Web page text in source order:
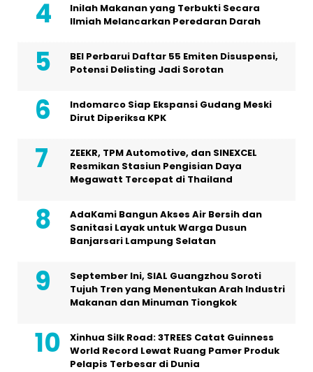
Inilah Makanan yang Terbukti Secara
Ilmiah Melancarkan Peredaran Darah
BEI Perbarui Daftar 55 Emiten Disuspensi,
Potensi Delisting Jadi Sorotan
Indomarco Siap Ekspansi Gudang Meski
Dirut Diperiksa KPK
ZEEKR, TPM Automotive, dan SINEXCEL
Resmikan Stasiun Pengisian Daya
Megawatt Tercepat di Thailand
AdaKami Bangun Akses Air Bersih dan
Sanitasi Layak untuk Warga Dusun
Banjarsari Lampung Selatan
September Ini, SIAL Guangzhou Soroti
Tujuh Tren yang Menentukan Arah Industri
Makanan dan Minuman Tiongkok
Xinhua Silk Road: 3TREES Catat Guinness
World Record Lewat Ruang Pamer Produk
Pelapis Terbesar di Dunia